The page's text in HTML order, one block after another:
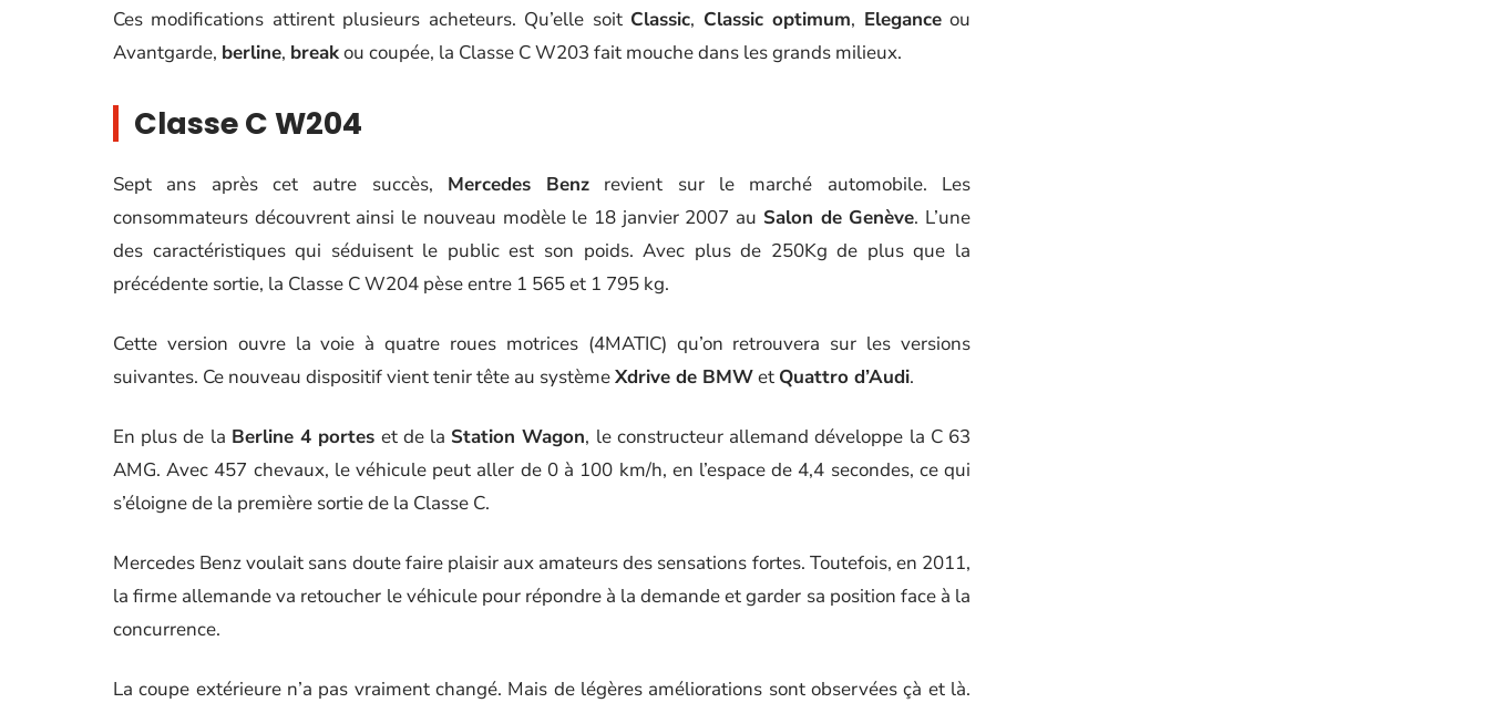
Ces modifications attirent plusieurs acheteurs. Qu’elle soit Classic, Classic optimum, Eleganceou
Avantgarde, berline, breakou coupée, la Classe C W203 fait mouche dans les grands milieux.
Classe C W204
Sept ans après cet autre succès, Mercedes Benz revient sur le marché automobile. Les
consommateurs découvrent ainsi le nouveau modèle le 18 janvier 2007 au Salon de Genève. L’une
des caractéristiques qui séduisent le public est son poids. Avec plus de 250Kg de plus que la
précédente sortie, la Classe C W204 pèse entre 1 565 et 1 795 kg.
Cette version ouvre la voie à quatre roues motrices (4MATIC) qu’on retrouvera sur les versions
suivantes. Ce nouveau dispositif vient tenir tête au systèmeXdrive de BMWet Quattro d’Audi.
En plus de la Berline 4 portes et de la Station Wagon, le constructeur allemand développe la C 63
AMG. Avec 457 chevaux, le véhicule peut aller de 0 à 100 km/h, en l’espace de 4,4 secondes, ce qui
s’éloigne de la première sortie de la Classe C.
Mercedes Benz voulait sans doute faire plaisir aux amateurs des sensations fortes. Toutefois, en 2011,
la firme allemande va retoucher le véhicule pour répondre à la demande et garder sa position face à la
concurrence.
La coupe extérieure n’a pas vraiment changé. Mais de légères améliorations sont observées çà et là.